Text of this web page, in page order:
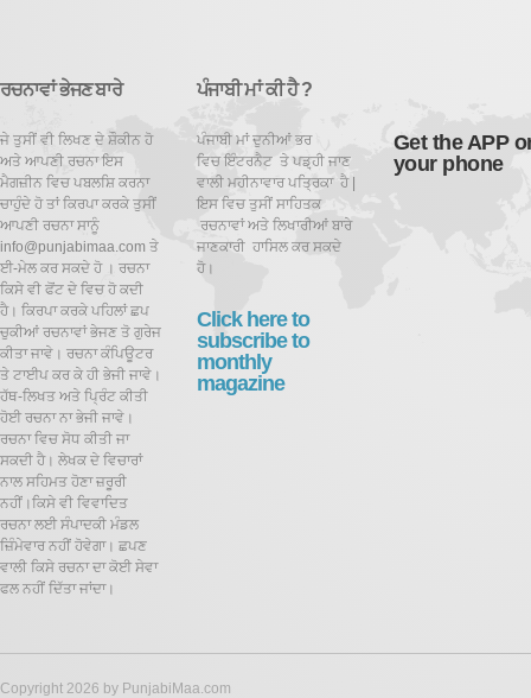
ਰਚਨਾਵਾਂ ਭੇਜਣ ਬਾਰੇ
ਜੇ ਤੁਸੀਂ ਵੀ ਲਿਖਣ ਦੇ ਸ਼ੌਕੀਨ ਹੋ
ਅਤੇ ਆਪਣੀ ਰਚਨਾ ਇਸ
ਮੈਗਜ਼ੀਨ ਵਿਚ ਪਬਲਸ਼ਿ ਕਰਨਾ
ਚਾਹੁੰਦੇ ਹੋ ਤਾਂ ਕਿਰਪਾ ਕਰਕੇ ਤੁਸੀਂ
ਆਪਣੀ ਰਚਨਾ ਸਾਨੂੰ
info@punjabimaa.com ਤੇ
ਈ-ਮੇਲ ਕਰ ਸਕਦੇ ਹੋ । ਰਚਨਾ
ਕਿਸੇ ਵੀ ਫੋਂਟ ਦੇ ਵਿਚ ਹੋ ਕਦੀ
ਹੈ। ਕਿਰਪਾ ਕਰਕੇ ਪਹਿਲਾਂ ਛਪ
ਚੁਕੀਆਂ ਰਚਨਾਵਾਂ ਭੇਜਣ ਤੋ ਗੁਰੇਜ
ਕੀਤਾ ਜਾਵੇ। ਰਚਨਾ ਕੰਪਿਊਟਰ
ਤੇ ਟਾਈਪ ਕਰ ਕੇ ਹੀ ਭੇਜੀ ਜਾਵੇ।
ਹੱਥ-ਲਿਖਤ ਅਤੇ ਪ੍ਰਿੰਟ ਕੀਤੀ
ਹੋਈ ਰਚਨਾ ਨਾ ਭੇਜੀ ਜਾਵੇ।
ਰਚਨਾ ਵਿਚ ਸੋਧ ਕੀਤੀ ਜਾ
ਸਕਦੀ ਹੈ। ਲੇਖਕ ਦੇ ਵਿਚਾਰਾਂ
ਨਾਲ ਸਹਿਮਤ ਹੋਣਾ ਜ਼ਰੂਰੀ
ਨਹੀਂ।ਕਿਸੇ ਵੀ ਵਿਵਾਦਿਤ
ਰਚਨਾ ਲਈ ਸੰਪਾਦਕੀ ਮੰਡਲ
ਜ਼ਿੰਮੇਵਾਰ ਨਹੀਂ ਹੋਵੇਗਾ। ਛਪਣ
ਵਾਲੀ ਕਿਸੇ ਰਚਨਾ ਦਾ ਕੋਈ ਸੇਵਾ
ਫਲ ਨਹੀਂ ਦਿੱਤਾ ਜਾਂਦਾ।
ਪੰਜਾਬੀ ਮਾਂ ਕੀ ਹੈ ?
ਪੰਜਾਬੀ ਮਾਂ ਦੁਨੀਆਂ ਭਰ
ਵਿਚ ਇੰਟਰਨੈਟ ਤੇ ਪਡ਼੍ਹੀ ਜਾਣ
ਵਾਲੀ ਮਹੀਨਾਵਾਰ ਪਤ੍ਰਿਕਾ ਹੈ |
ਇਸ ਵਿਚ ਤੁਸੀਂ ਸਾਹਿਤਕ
ਰਚਨਾਵਾਂ ਅਤੇ ਲਿਖਾਰੀਆਂ ਬਾਰੇ
ਜਾਣਕਾਰੀ ਹਾਸਿਲ ਕਰ ਸਕਦੇ
ਹੋ।
Click here to
subscribe to
monthly
magazine
Get the APP
your phone
Copyright 2026 by PunjabiMaa.com